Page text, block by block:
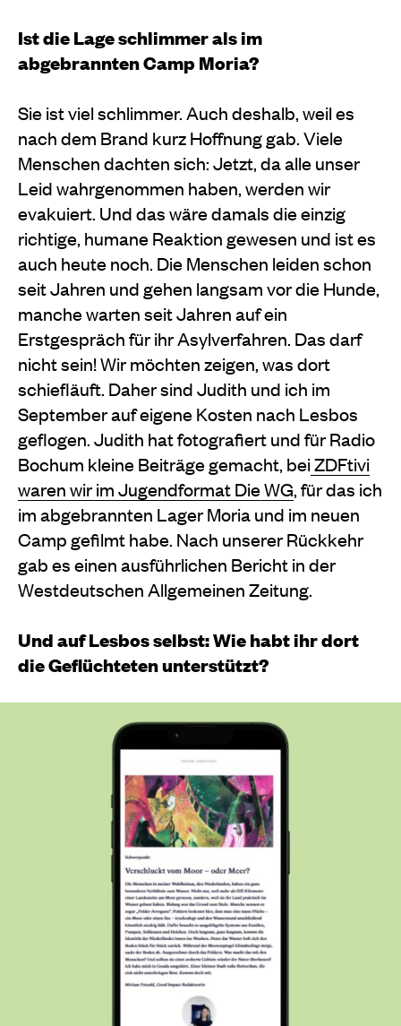
Ist die Lage schlimmer als im
abgebrannten Camp Moria?
Sie ist viel schlimmer. Auch deshalb, weil es
nach dem Brand kurz Hoffnung gab. Viele
Menschen dachten sich: Jetzt, da alle unser
Leid wahrgenommen haben, werden wir
evakuiert. Und das wäre damals die einzig
richtige, humane Reaktion gewesen und ist es
auch heute noch. Die Menschen leiden schon
seit Jahren und gehen langsam vor die Hunde,
manche warten seit Jahren auf ein
Erstgespräch für ihr Asylverfahren. Das darf
nicht sein! Wir möchten zeigen, was dort
schiefläuft. Daher sind Judith und ich im
September auf eigene Kosten nach Lesbos
geflogen. Judith hat fotografiert und für Radio
Bochum kleine Beiträge gemacht, beiZDFtivi
waren wir im Jugendformat Die WG, für das ich
im abgebrannten Lager Moria und im neuen
Camp gefilmt habe. Nach unserer Rückkehr
gab es einen ausführlichen Bericht in der
Westdeutschen Allgemeinen Zeitung.
Und auf Lesbos selbst: Wie habt ihr dort
die Geflüchteten unterstützt?